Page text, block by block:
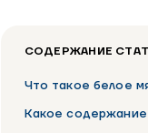
СОДЕРЖАНИЕ
Что такое белое
Какое содержание